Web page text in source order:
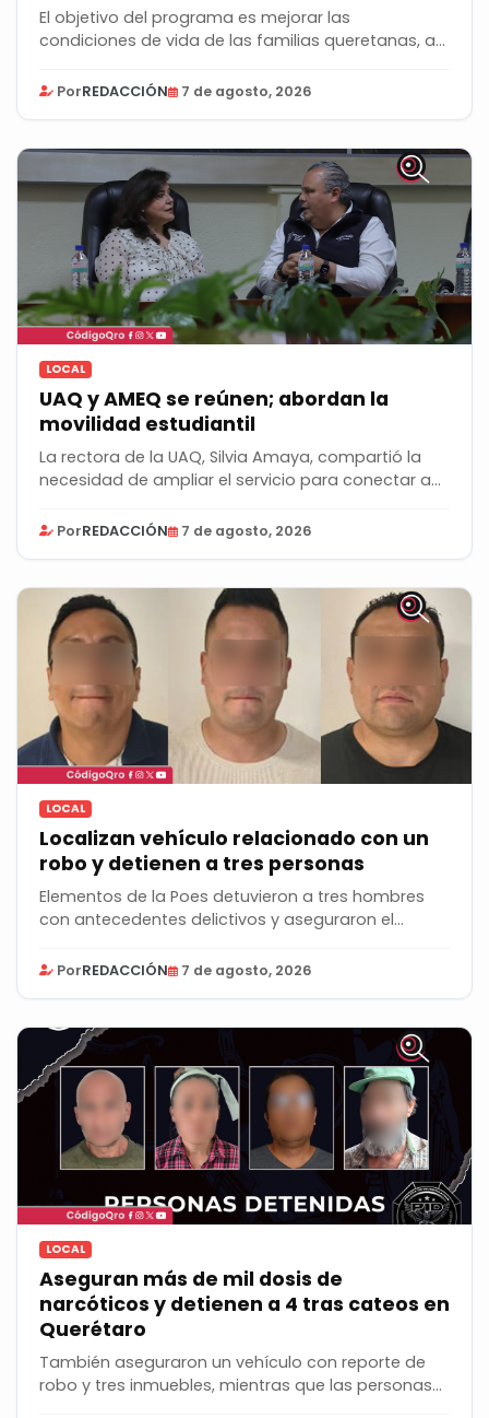
El objetivo del programa es mejorar las
condiciones de vida de las familias queretanas, así
PorREDACCIÓN 7 de agosto, 2026
LOCAL
UAQ y AMEQ se reúnen; abordan la
movilidad estudiantil
La rectora de la UAQ, Silvia Amaya, compartió la
necesidad de ampliar el servicio para conectar a...
PorREDACCIÓN 7 de agosto, 2026
LOCAL
Localizan vehículo relacionado con un
robo y detienen a tres personas
Elementos de la Poes detuvieron a tres hombres
con antecedentes delictivos y aseguraron el
PorREDACCIÓN 7 de agosto, 2026
LOCAL
Aseguran más de mil dosis de
narcóticos y detienen a 4 tras cateos en
Querétaro
También aseguraron un vehículo con reporte de
robo y tres inmuebles, mientras que las personas...